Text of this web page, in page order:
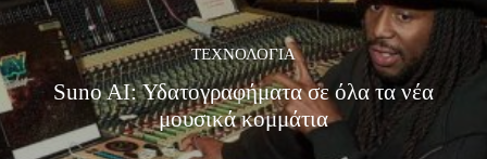
ΤΕΧΝΟΛΟΓΊΑ
Suno AI: Υδατογραφήματα σε όλα τα νέα
μουσικά κομμάτια